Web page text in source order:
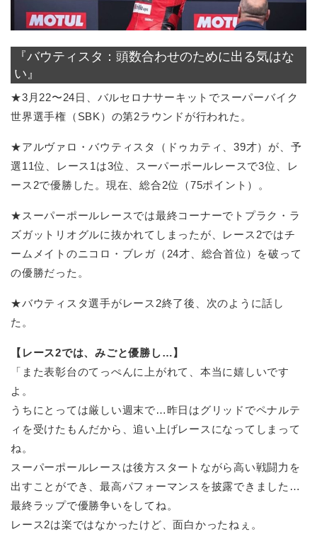
『バウティスタ：頭数合わせのために出る気はな
い』
★3月22〜24日、バルセロナサーキットでスーパーバイク
世界選手権（SBK）の第2ラウンドが行われた。
★アルヴァロ・バウティスタ（ドゥカティ、39才）が、予
選11位、レース1は3位、スーパーポールレースで3位、レ
ース2で優勝した。現在、総合2位（75ポイント）。
★スーパーポールレースでは最終コーナーでトプラク・ラ
ズガットリオグルに抜かれてしまったが、レース2ではチ
ームメイトのニコロ・ブレガ（24才、総合首位）を破って
の優勝だった。
★バウティスタ選手がレース2終了後、次のように話し
た。
【レース2では、みごと優勝し…】
「また表彰台のてっぺんに上がれて、本当に嬉しいです
よ。
うちにとっては厳しい週末で…昨日はグリッドでペナルテ
ィを受けたもんだから、追い上げレースになってしまって
ね。
スーパーポールレースは後方スタートながら高い戦闘力を
出すことができ、最高パフォーマンスを披露できました…
最終ラップで優勝争いをしてね。
レース2は楽ではなかったけど、面白かったねぇ。